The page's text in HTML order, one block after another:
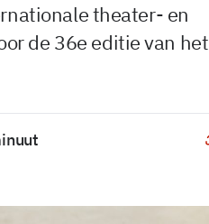
theater- en
de 36e editie van het